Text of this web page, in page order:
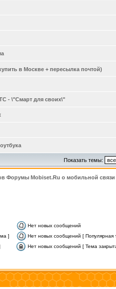
в Москве + пересылка почтой)
- \"Смарт для своих\"
Показать темы:
Форумы Mobiset.Ru о мобильной связи
Нет новых сообщений
]
Нет новых сообщений [ Популярная
Нет новых сообщений [ Тема